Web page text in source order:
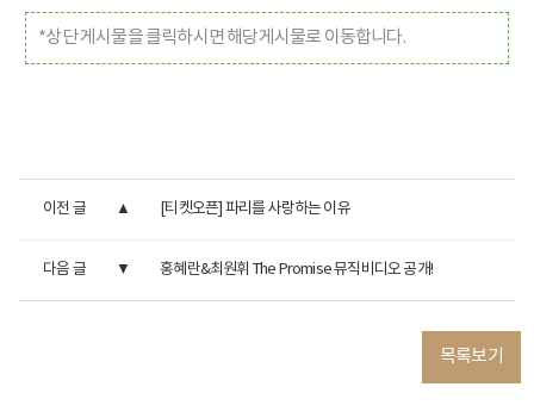
*상단 게시물을 클릭하시면 해당게시물로 이동합니다.
이전 글 [티켓오픈] 파리를 사랑하는 이유
다음 글 홍혜란&최원휘 The Promise 뮤직비디오 공개!
목록보기